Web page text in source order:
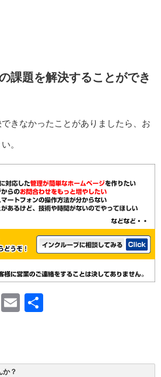
課題を解決することができ
きなかったことがありましたら、お
。
Hatena
Email
か？